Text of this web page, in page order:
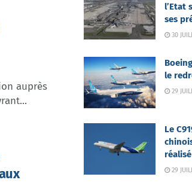
auprès
l’Etat
ses
30
le
29
Le
29